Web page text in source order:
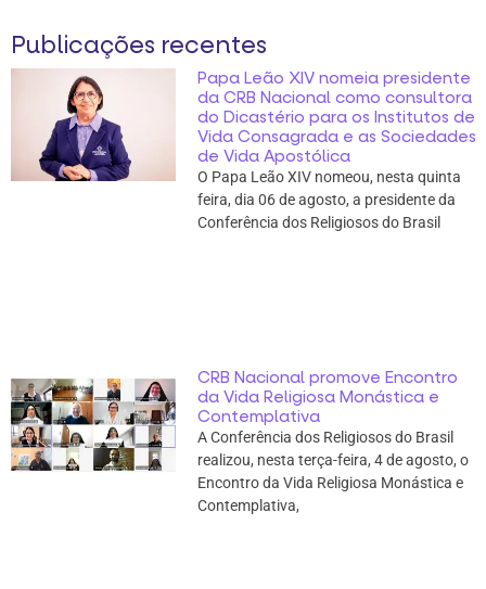
Publicações recentes
Papa Leão XIV nomeia presidente
da CRB Nacional como consultora
do Dicastério para os Institutos de
Vida Consagrada e as Sociedades
de Vida Apostólica
O Papa Leão XIV nomeou, nesta quinta
feira, dia 06 de agosto, a presidente da
Conferência dos Religiosos do Brasil
CRB Nacional promove Encontro
da Vida Religiosa Monástica e
Contemplativa
A Conferência dos Religiosos do Brasil
realizou, nesta terça-feira, 4 de agosto, o
Encontro da Vida Religiosa Monástica e
Contemplativa,